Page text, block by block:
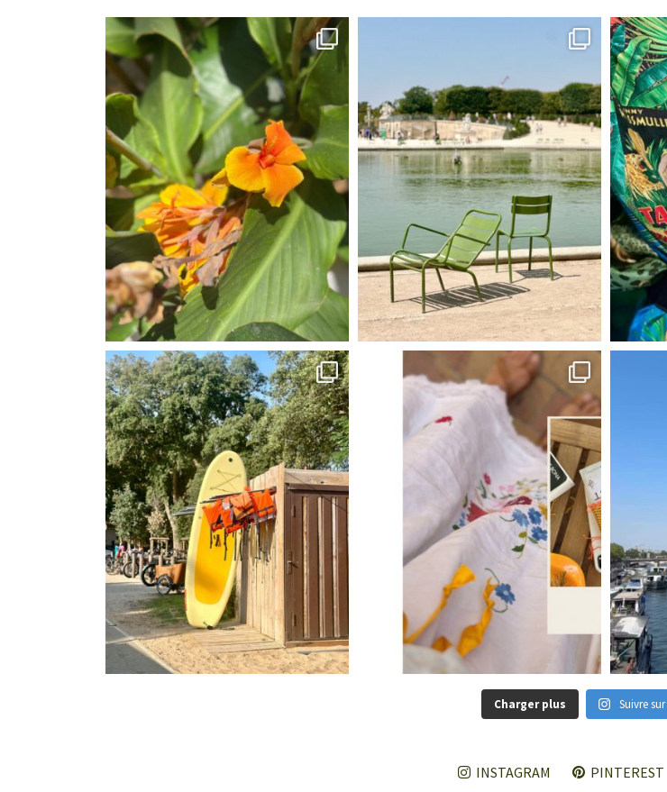
Charger plus Suivre
INSTAGRAM PINTEREST